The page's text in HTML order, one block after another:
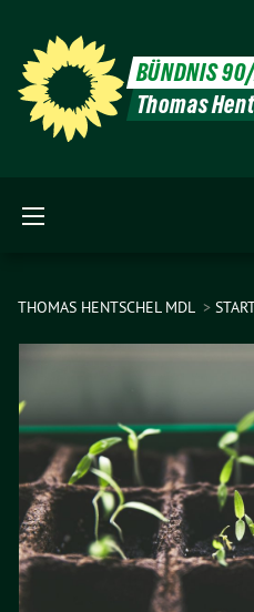
BÜNDNIS
Thomas
THOMAS HENTSCHEL MDL